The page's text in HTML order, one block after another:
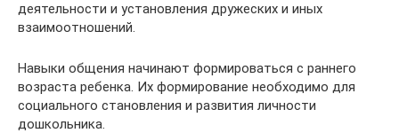
деятельности и установления дружеских и иных
взаимоотношений.
Навыки общения начинают формироваться с раннего
возраста ребенка. Их формирование необходимо для
социального становления и развития личности
дошкольника.